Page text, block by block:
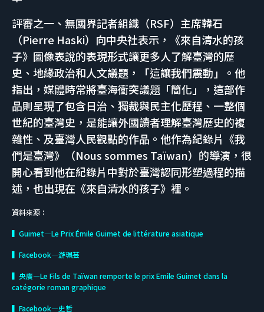
評審之一、無國界記者組織（RSF）主席韓石
（Pierre Haski）向中央社表示，《來自清水的孩
子》圖像表說的表現形式讓更多人了解臺灣的歷
史、地緣政治和人文議題，「這讓我們震動」。他
指出，媒體時常將臺海衝突議題「簡化」，這部作
品則呈現了包含日治、獨裁與民主化歷程、一整個
世紀的臺灣史，是能讓外國讀者理解臺灣歷史的複
雜性、及臺灣人民觀點的作品。他作為紀錄片《我
們是臺灣》（Nous sommes Taïwan）的導演，很
開心看到他在紀錄片中對於臺灣認同形塑過程的描
述，也出現在《來自清水的孩子》裡。
資料來源：
▍Guimet—Le Prix Émile Guimet de littérature asiatique
▍Facebook—游珮芸
▍央廣—Le Fils de Taïwan remporte le prix Emile Guimet dans la
catégorie roman graphique
▍Facebook—史哲